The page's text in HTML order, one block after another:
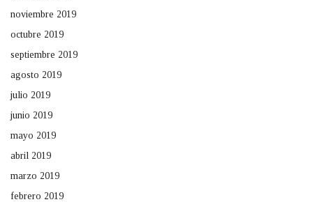
noviembre 2019
octubre 2019
septiembre 2019
agosto 2019
julio 2019
junio 2019
mayo 2019
abril 2019
marzo 2019
febrero 2019